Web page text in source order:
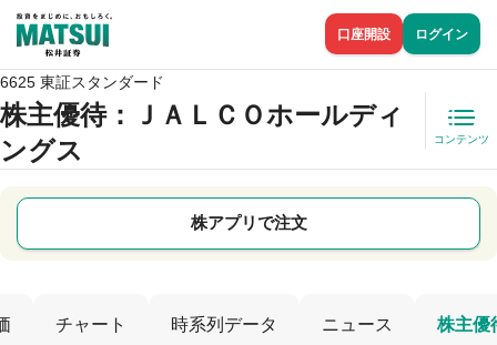
口座開設 ログイン
6625 東証スタンダード
株主優待：ＪＡＬＣＯホールディ
ングス
コンテンツ
株アプリで注文
チャート 時系列データ ニュース 株主優